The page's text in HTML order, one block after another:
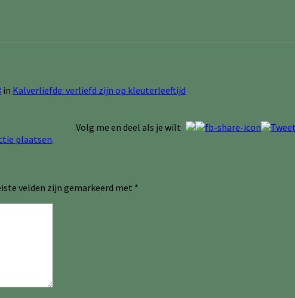
in Kalverliefde: verliefd zijn op kleuterleeftijd
Volg me en deel als je wilt
plaatsen.
velden zijn gemarkeerd met *